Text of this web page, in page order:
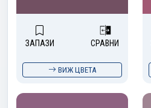
ЗАПАЗИ СРАВНИ
ВИЖ ЦВЕТА